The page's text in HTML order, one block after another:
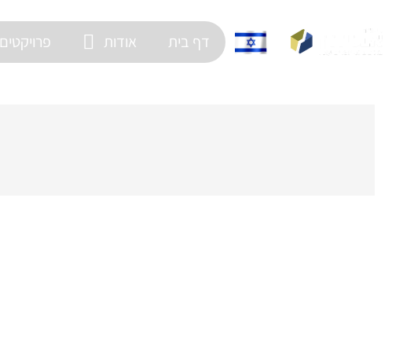
דף בית אודות פרויקטים